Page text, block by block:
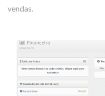
vendas.